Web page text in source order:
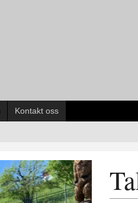
Kontakt oss